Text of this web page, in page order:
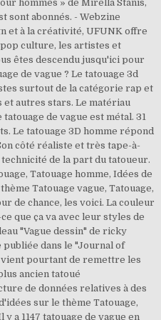
hommes » de Mirella Stanis,
sont abonnés. - Webzine
et à la créativité, UFUNK offre
culture, les artistes et
êtes descendu jusqu'ici pour
de vague ? Le tatouage 3d
surtout de la catégorie rap et
autres stars. Le matériau
de vague est métal. 31
Le tatouage 3D homme répond
côté réaliste et très tape-à-
technicité de la part du tatoueur.
Tatouage homme, Idées de
Tatouage vague, Tatouage,
de chance, les voici. La couleur
que ça va avec leur styles de
"Vague dessin" de ricky
dans le "Journal of
vient pourtant de remettre les
ancien tatoué
de données relatives à des
sur le thème Tatouage,
a 1147 tatouage de vague en